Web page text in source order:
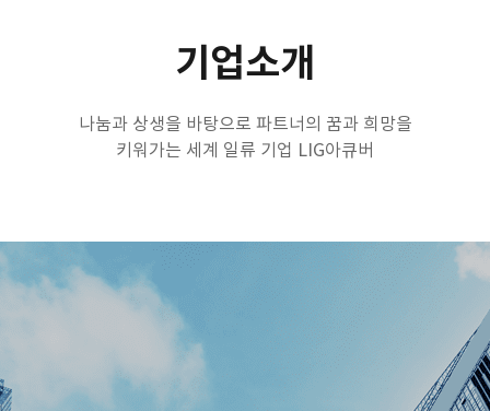
기업소개
나눔과 상생을 바탕으로 파트너의 꿈과 희망을
키워가는 세계 일류 기업 LIG아큐버